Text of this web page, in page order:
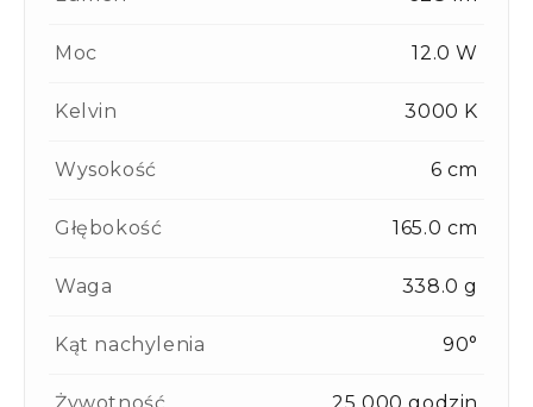
Moc 12.0 W
Kelvin 3000 K
Wysokość 6 cm
Głębokość 165.0 cm
Waga 338.0 g
Kąt nachylenia 90°
Żywotność 25 000 godzin